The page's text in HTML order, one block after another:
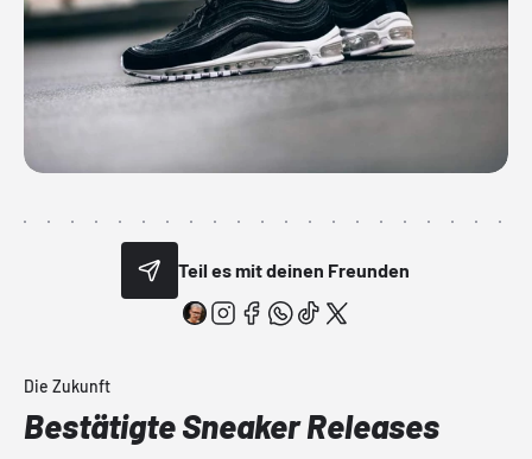
Teil es mit deinen Freunden
Die Zukunft
Bestätigte Sneaker Releases